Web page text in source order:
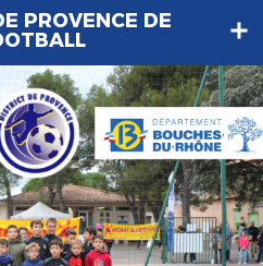
PROVENCE DE